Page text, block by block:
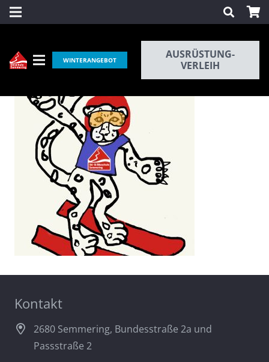
WINTERANGEBOT
AUSRÜSTUNG-
VERLEIH
Kontakt
2680 Semmering, Bundesstraße 2a und
Passstraße 2